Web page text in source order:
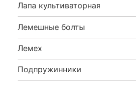
Лапа культиваторная
Лемешные болты
Лемех
Подпружинники